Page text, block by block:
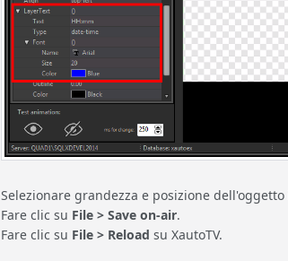
Selezionare grandezza e posizione
Fare clic su File > Save on-air.
Fare clic su File > Reload su XautoTV.